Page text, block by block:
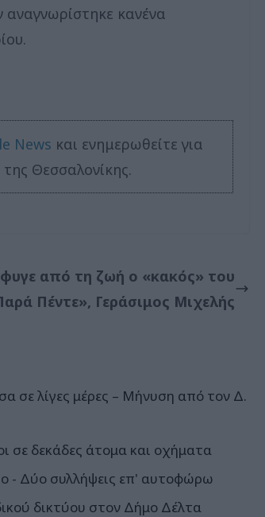
αναγνωρίστηκε κανένα
News και ενημερωθείτε για
Θεσσαλονίκης.
από τη ζωή ο «κακός» του
Πέντε», Γεράσιμος Μιχελής
σε λίγες μέρες – Μήνυση από τον Δ.
σε δεκάδες άτομα και οχήματα
- Δύο συλλήψεις επ' αυτοφώρω
δικτύου στον Δήμο Δέλτα